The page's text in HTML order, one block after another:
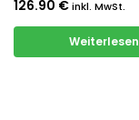
126.90 €inkl. MwSt.
Weiterlesen